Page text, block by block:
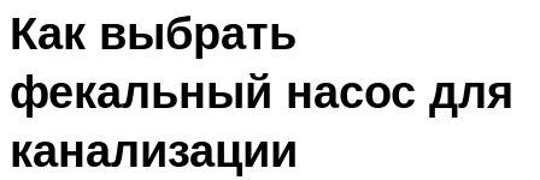
Как выбрать
фекальный насос для
канализации